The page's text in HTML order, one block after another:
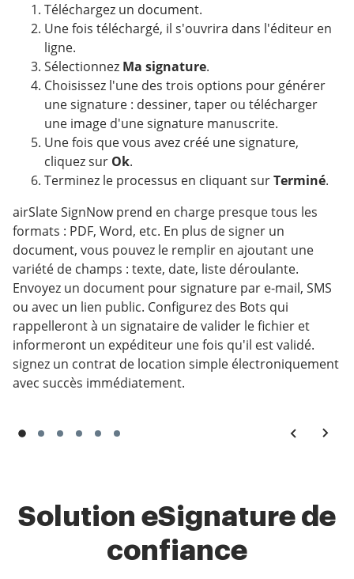
Téléchargez un document.
Une fois téléchargé, il s'ouvrira dans l'éditeur en
ligne.
Sélectionnez Ma signature.
Choisissez l'une des trois options pour générer
une signature : dessiner, taper ou télécharger
une image d'une signature manuscrite.
Une fois que vous avez créé une signature,
cliquez sur Ok.
Terminez le processus en cliquant surTerminé.
airSlate SignNow prend en charge presque tous les
formats : PDF, Word, etc. En plus de signer un
document, vous pouvez le remplir en ajoutant une
variété de champs : texte, date, liste déroulante.
Envoyez un document pour signature par e-mail, SMS
ou avec un lien public. Configurez des Bots qui
rappelleront à un signataire de valider le fichier et
informeront un expéditeur une fois qu'il est validé.
signez un contrat de location simple électroniquement
avec succès immédiatement.
Solution eSignature de
confiance